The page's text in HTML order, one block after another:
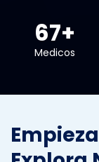
67+
Medicos